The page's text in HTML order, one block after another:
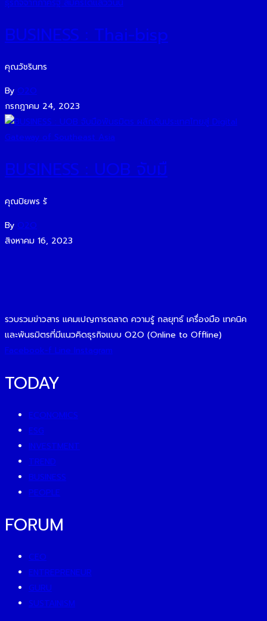
BUSINESS : Thai-bisp
คุณวัชรินทร
By O2O
กรกฎาคม 24, 2023
BUSINESS : UOB จับมื
คุณปิยพร รั
By O2O
สิงหาคม 16, 2023
รวบรวมข่าวสาร แคมเปญการตลาด ความรู้ กลยุทธ์ เครื่องมือ เทคนิค
และพันธมิตรที่มีแนวคิดธุรกิจแบบ O2O (Online to Offline)
Facebook-f Line Instagram
TODAY
ECONOMICS
ESG
INVESTMENT
TREND
BUSINESS
PEOPLE
FORUM
CEO
ENTREPRENEUR
GURU
SUSTAINISM